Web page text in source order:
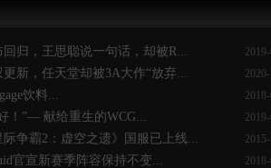
归，王思聪说一句话，却被R...
新，任天堂却被3A大作“放弃...
饮料...
！”— 献给重生的WCG...
争霸2：虚空之遗》国服已上线...
官宣新赛季阵容保持不变...